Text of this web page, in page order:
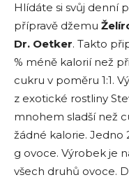
Hlídáte si svůj denní
přípravě džemu
Dr. Oetker. Takto
% méně kalorií než
cukru v poměru 1:1.
z exotické rostliny
mnohem sladší než
žádné kalorie. Jedno
g ovoce. Výrobek je
všech druhů ovoce.